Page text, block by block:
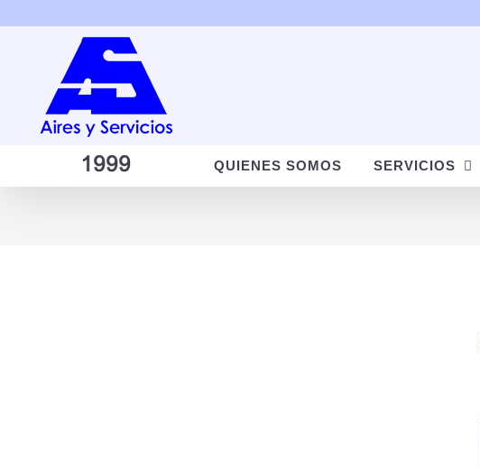
al
QUIENES SOMOS SERVICIOS